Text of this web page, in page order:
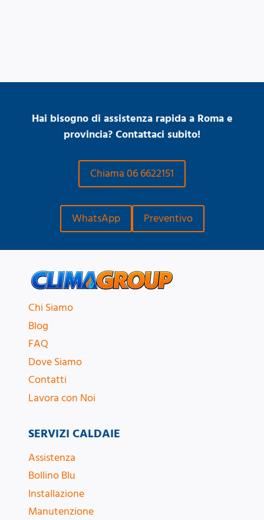
Hai bisogno di assistenza rapida a Roma e
provincia? Contattaci subito!
Chiama 06 6622151
WhatsApp Preventivo
Chi Siamo
Blog
FAQ
Dove Siamo
Contatti
Lavora con Noi
SERVIZI CALDAIE
Assistenza
Bollino Blu
Installazione
Manutenzione